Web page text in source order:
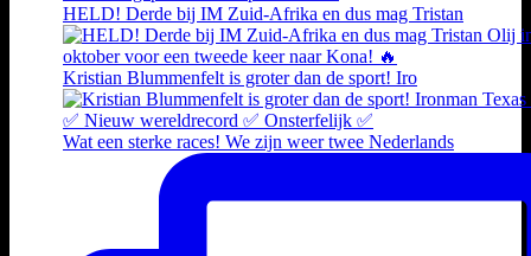
HELD! Derde bij IM Zuid-Afrika en dus mag Tristan
Kristian Blummenfelt is groter dan de sport! Iro
Wat een sterke races! We zijn weer twee Nederlands